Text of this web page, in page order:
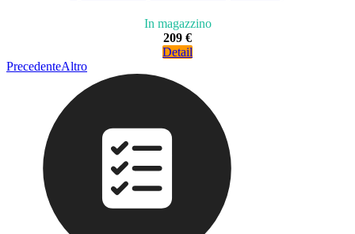
In magazzino
209 €
Detail
PrecedenteAltro